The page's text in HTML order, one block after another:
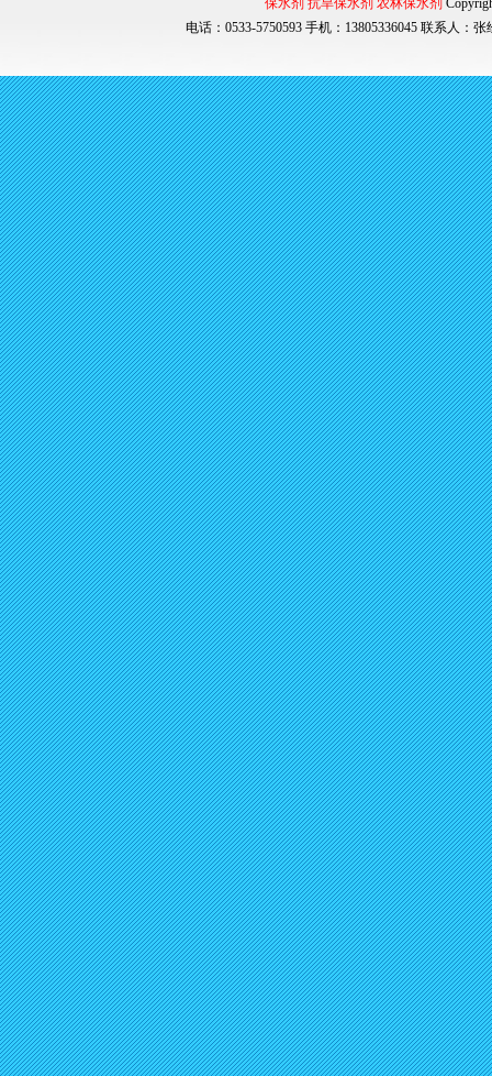
保水剂 抗旱保水剂 农林保水剂
电话：0533-5750593 手机：13805336045 联系人：